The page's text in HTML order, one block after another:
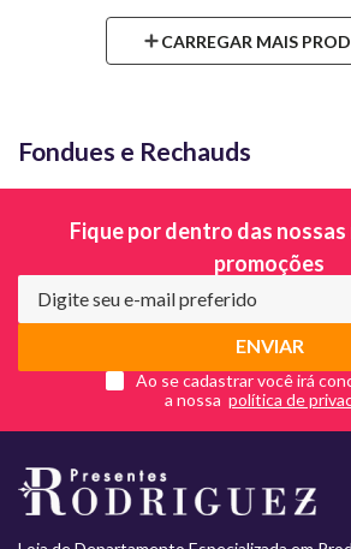
Produto Indisponível
Avise-me quando retornar ao
estoque
Fondues e Rechauds
Fique por dentro das
promoções
ENVIAR
Ao se cadastrar você irá
a nossa